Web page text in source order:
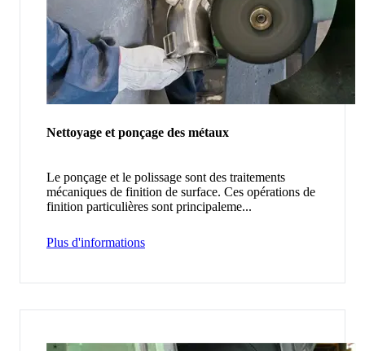
Nettoyage et ponçage des métaux
Le ponçage et le polissage sont des traitements
mécaniques de finition de surface. Ces opérations de
finition particulières sont principaleme...
Plus d'informations